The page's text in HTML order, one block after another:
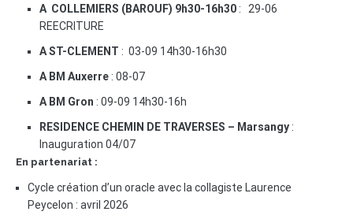
A COLLEMIERS (BAROUF) 9h30-16h30 : 29-06
REECRITURE
A ST-CLEMENT : 03-09 14h30-16h30
A BM Auxerre : 08-07
A BM Gron : 09-09 14h30-16h
RESIDENCE CHEMIN DE TRAVERSES – Marsangy :
Inauguration 04/07
En partenariat :
Cycle création d’un oracle avec la collagiste Laurence
Peycelon : avril 2026